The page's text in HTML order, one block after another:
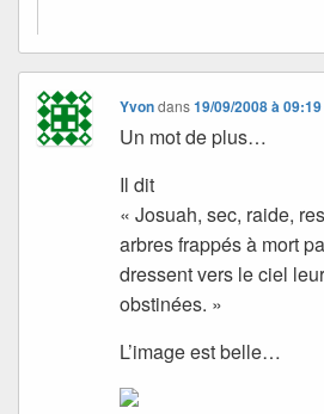
Yvondans19/09/2008 à 09:19
Un mot de plus…
Il dit
« Josuah, sec, raide,
arbres frappés à mort
dressent vers le ciel
obstinées. »
L’image est belle…